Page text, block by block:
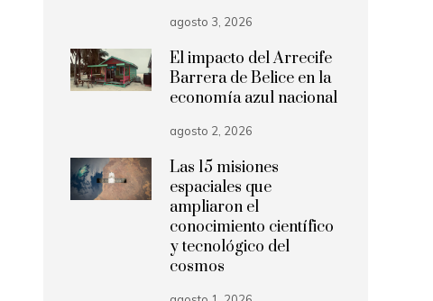
agosto 3, 2026
El impacto del Arrecife
Barrera de Belice en la
economía azul nacional
agosto 2, 2026
Las 15 misiones
espaciales que
ampliaron el
conocimiento científico
y tecnológico del
cosmos